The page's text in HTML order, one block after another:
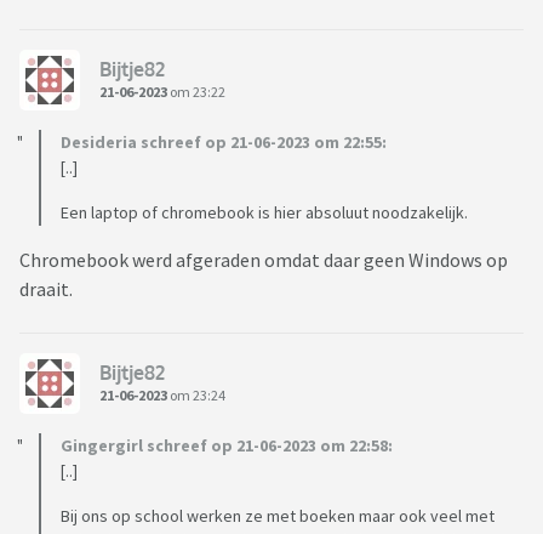
Bijtje82
21-06-2023 om 23:22
Desideria schreef op 21-06-2023 om 22:55:
[..]
Een laptop of chromebook is hier absoluut noodzakelijk.
Chromebook werd afgeraden omdat daar geen Windows op
draait.
Bijtje82
21-06-2023 om 23:24
Gingergirl schreef op 21-06-2023 om 22:58:
[..]
Bij ons op school werken ze met boeken maar ook veel met